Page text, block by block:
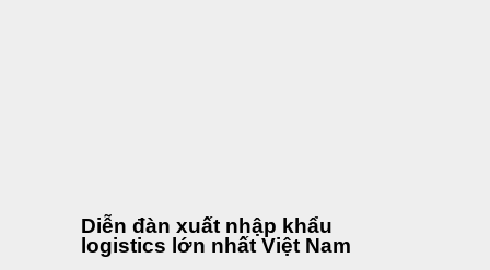
Diễn đàn xuất nhập khẩu
logistics lớn nhất Việt Nam